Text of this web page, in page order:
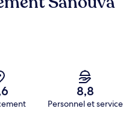
8,8
Personnel et service